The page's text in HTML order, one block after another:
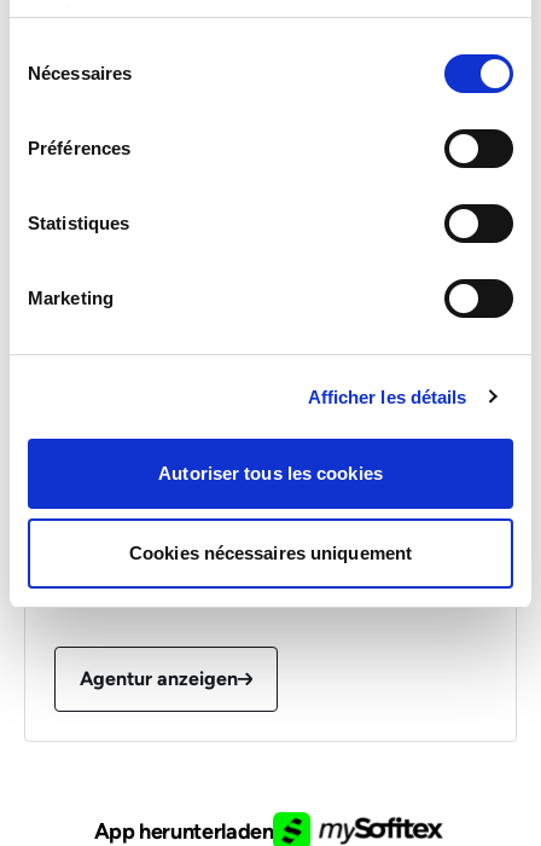
services.
Nécessaires
Préférences
Statistiques
Marketing
Afficher les détails
Autoriser tous les cookies
Cookies nécessaires uniquement
290 rue du Luxembourg,
352 26 29 52 22
ESCH-SUR-ALZETTE – BAUWESEN
Luxemburg
352 54 76 33
esch@sofitex.lu
Agentur anzeigen
App herunterladen